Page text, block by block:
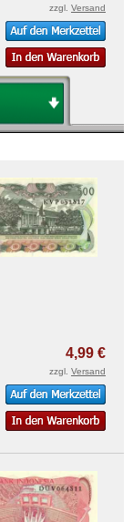
zzgl. Versand
4,99 €
zzgl. Versand